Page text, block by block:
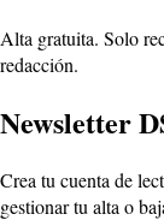
Alta gratuita. Solo
redacción.
Newsletter
Crea tu cuenta de
gestionar tu alta o